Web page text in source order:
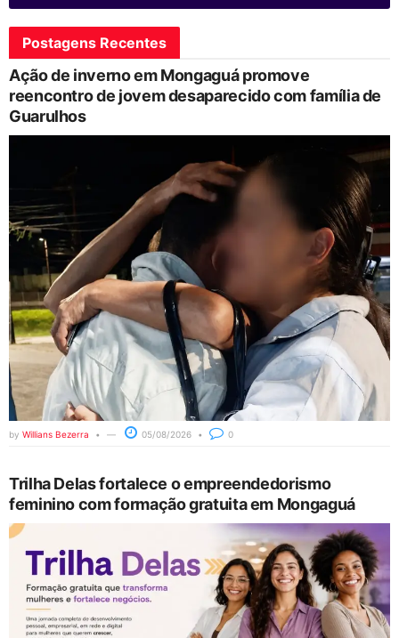
Postagens Recentes
Ação de inverno em Mongaguá promove
reencontro de jovem desaparecido com família de
Guarulhos
by Willians Bezerra 05/08/2026 0
Trilha Delas fortalece o empreendedorismo
feminino com formação gratuita em Mongaguá